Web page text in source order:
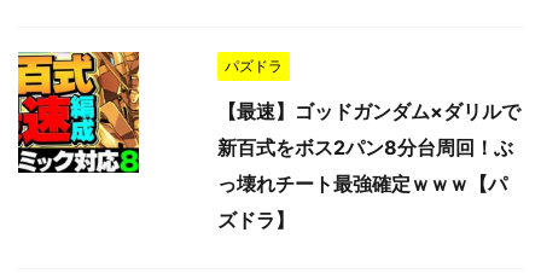
パズドラ
【最速】ゴッドガンダム×ダリルで
新百式をボス2パン8分台周回！ぶ
っ壊れチート最強確定ｗｗｗ【パ
ズドラ】